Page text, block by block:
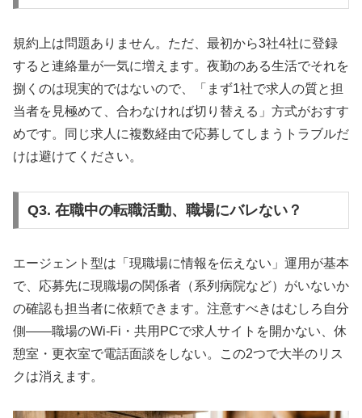
規約上は問題ありません。ただ、最初から3社4社に登録
すると連絡量が一気に増えます。夜勤のある生活でそれを
捌くのは現実的ではないので、「まず1社で求人の質と担
当者を見極めて、合わなければ切り替える」方式がおすす
めです。同じ求人に複数経由で応募してしまうトラブルだ
けは避けてください。
Q3. 在職中の転職活動、職場にバレない？
エージェント型は「現職場に情報を伝えない」運用が基本
で、応募先に現職場の関係者（系列病院など）がいないか
の確認も担当者に依頼できます。注意すべきはむしろ自分
側——職場のWi-Fi・共用PCで求人サイトを開かない、休
憩室・更衣室で電話面談をしない。この2つで大半のリス
クは消えます。